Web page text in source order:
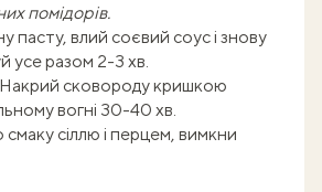
помідорів.
пасту, влий соєвий соус і знову
усе разом 2-3 хв.
Накрий сковороду кришкою
вогні 30-40 хв.
сіллю і перцем, вимкни